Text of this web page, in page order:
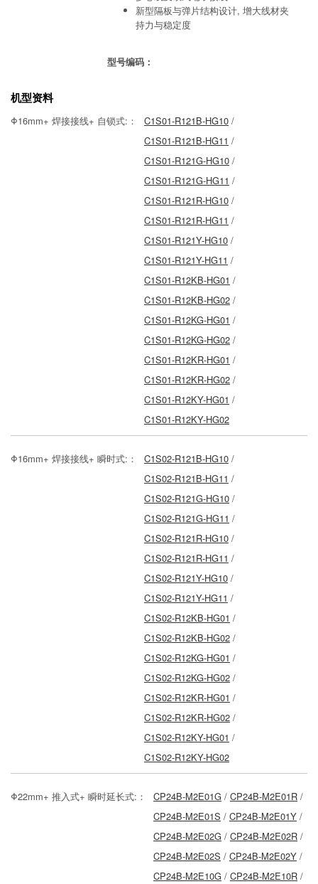
新型隔板与弹片结构设计, 增大线材夹
持力与稳定度
型号编码：
机型资料
Φ16mm+ 焊接接线+ 自锁式:： C1S01-R121B-HG10 /
C1S01-R121B-HG11 /
C1S01-R121G-HG10 /
C1S01-R121G-HG11 /
C1S01-R121R-HG10 /
C1S01-R121R-HG11 /
C1S01-R121Y-HG10 /
C1S01-R121Y-HG11 /
C1S01-R12KB-HG01 /
C1S01-R12KB-HG02 /
C1S01-R12KG-HG01 /
C1S01-R12KG-HG02 /
C1S01-R12KR-HG01 /
C1S01-R12KR-HG02 /
C1S01-R12KY-HG01 /
C1S01-R12KY-HG02
Φ16mm+ 焊接接线+ 瞬时式:： C1S02-R121B-HG10 /
C1S02-R121B-HG11 /
C1S02-R121G-HG10 /
C1S02-R121G-HG11 /
C1S02-R121R-HG10 /
C1S02-R121R-HG11 /
C1S02-R121Y-HG10 /
C1S02-R121Y-HG11 /
C1S02-R12KB-HG01 /
C1S02-R12KB-HG02 /
C1S02-R12KG-HG01 /
C1S02-R12KG-HG02 /
C1S02-R12KR-HG01 /
C1S02-R12KR-HG02 /
C1S02-R12KY-HG01 /
C1S02-R12KY-HG02
Φ22mm+ 推入式+ 瞬时延长式:： CP24B-M2E01G / CP24B-M2E01R /
CP24B-M2E01S / CP24B-M2E01Y /
CP24B-M2E02G / CP24B-M2E02R /
CP24B-M2E02S / CP24B-M2E02Y /
CP24B-M2E10G / CP24B-M2E10R /